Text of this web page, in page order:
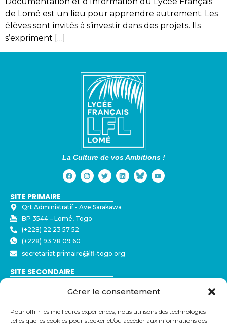
Gérer le consentement
Pour offrir les meilleures expériences, nous utilisons des technologies
telles que les cookies pour stocker et/ou accéder aux informations des
de Lomé est un lieu pour apprendre autrement. Les
élèves sont invités à s’investir dans des projets. Ils
s’expriment […]
La Culture de vos Ambitions !
SITE PRIMAIRE
Qrt Administratif - ⁠Ave Sarakawa
BP 3544 – Lomé, Togo
(+228) 22 23 57 52
(+228) 93 78 09 60
secretariat.primaire@lfl-togo.org
SITE SECONDAIRE
BP 3544 – Lomé, Togo
(+228) 79 32 72 43